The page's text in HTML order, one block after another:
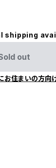
shipping
out
お住まいの方向